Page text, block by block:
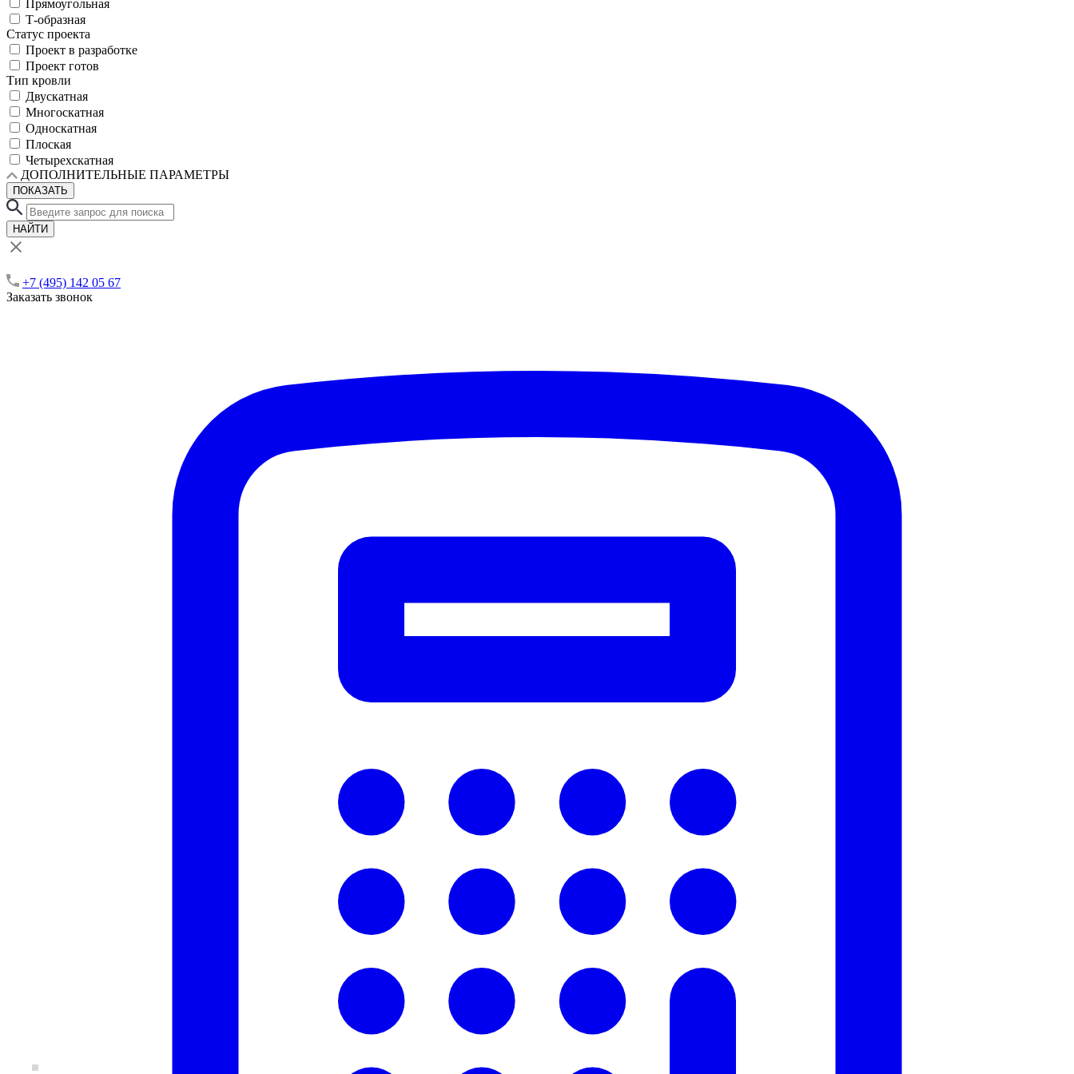
Прямоугольная
Т-образная
Статус проекта
Проект в разработке
Проект готов
Тип кровли
Двускатная
Многоскатная
Односкатная
Плоская
Четырехскатная
ДОПОЛНИТЕЛЬНЫЕ ПАРАМЕТРЫ
ПОКАЗАТЬ
НАЙТИ
+7 (495) 142 05 67
Заказать звонок